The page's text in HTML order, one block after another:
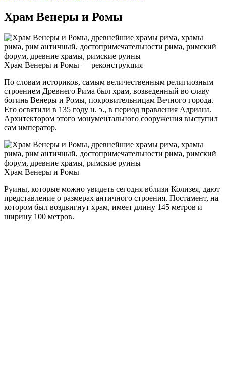
Храм Венеры и Ромы
Храм Венеры и Ромы — реконструкция
По словам историков, самым величественным религиозным
строением Древнего Рима был храм, возведенный во славу
богинь Венеры и Ромы, покровительницам Вечного города.
Его освятили в 135 году н. э., в период правления Адриана.
Архитектором этого монументального сооружения выступил
сам император.
Храм Венеры и Ромы
Руины, которые можно увидеть сегодня вблизи Колизея, дают
представление о размерах античного строения. Постамент, на
котором был воздвигнут храм, имеет длину 145 метров и
ширину 100 метров.